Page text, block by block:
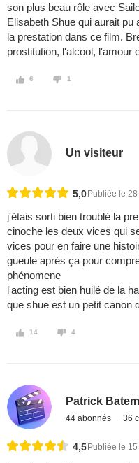
son plus beau rôle avec
Elisabeth Shue qui aurait
la prestation dans ce film.
prostitution, l'alcool, l'amour
6 1
Un visiteur
5,0 Publiée le
j'étais sorti bien troublé la
cinoche les deux vices qui
vices pour en faire une
gueule aprés ça pour
phénomene
l'acting est bien huilé de la
que shue est un petit canon
14 4
Patrick
44 abonnés 36
4,5 Publiée le